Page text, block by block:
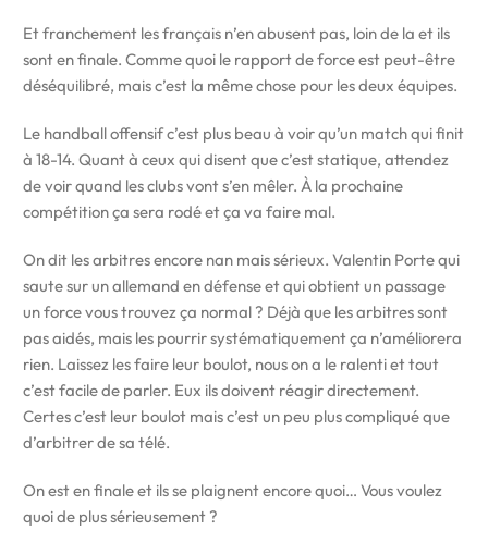
Et franchement les français n’en abusent pas, loin de la et ils
sont en finale. Comme quoi le rapport de force est peut-être
déséquilibré, mais c’est la même chose pour les deux équipes.
Le handball offensif c’est plus beau à voir qu’un match qui finit
à 18-14. Quant à ceux qui disent que c’est statique, attendez
de voir quand les clubs vont s’en mêler. À la prochaine
compétition ça sera rodé et ça va faire mal.
On dit les arbitres encore nan mais sérieux. Valentin Porte qui
saute sur un allemand en défense et qui obtient un passage
un force vous trouvez ça normal ? Déjà que les arbitres sont
pas aidés, mais les pourrir systématiquement ça n’améliorera
rien. Laissez les faire leur boulot, nous on a le ralenti et tout
c’est facile de parler. Eux ils doivent réagir directement.
Certes c’est leur boulot mais c’est un peu plus compliqué que
d’arbitrer de sa télé.
On est en finale et ils se plaignent encore quoi… Vous voulez
quoi de plus sérieusement ?